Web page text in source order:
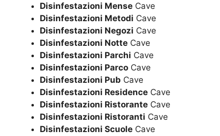
Disinfestazioni Mense Cave
Disinfestazioni Metodi Cave
Disinfestazioni Negozi Cave
Disinfestazioni Notte Cave
Disinfestazioni Parchi Cave
Disinfestazioni Parco Cave
Disinfestazioni Pub Cave
Disinfestazioni Residence Cave
Disinfestazioni Ristorante Cave
Disinfestazioni Ristoranti Cave
Disinfestazioni Scuole Cave